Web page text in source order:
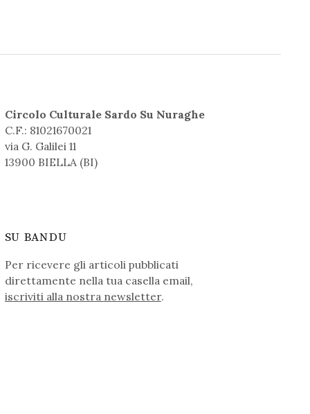
Circolo Culturale Sardo Su Nuraghe
C.F.: 81021670021
via G. Galilei 11
13900 BIELLA (BI)
SU BANDU
Per ricevere gli articoli pubblicati
direttamente nella tua casella email,
iscriviti alla nostra newsletter.